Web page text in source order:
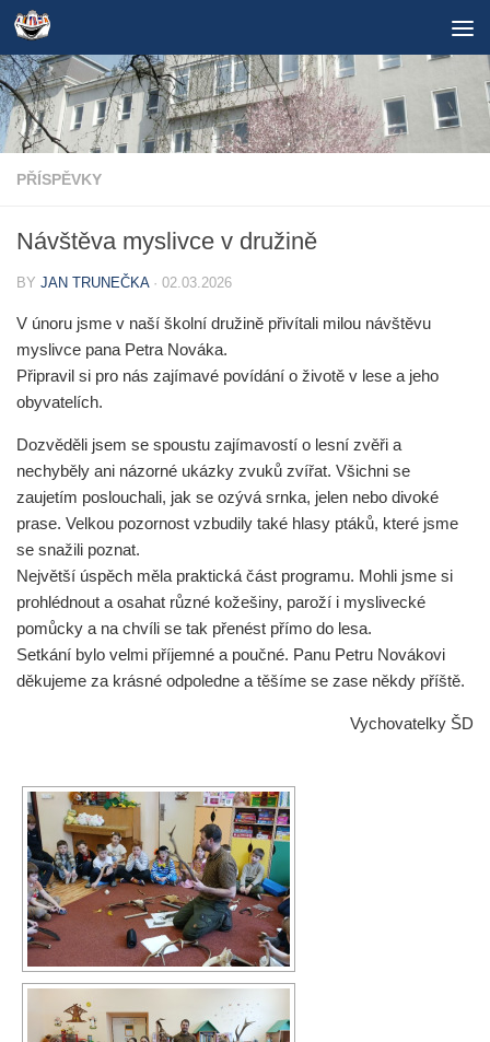
Skip to content
PŘÍSPĚVKY
Návštěva myslivce v družině
BY JAN TRUNEČKA · 02.03.2026
V únoru jsme v naší školní družině přivítali milou návštěvu
myslivce pana Petra Nováka.
Připravil si pro nás zajímavé povídání o životě v lese a jeho
obyvatelích.
Dozvěděli jsem se spoustu zajímavostí o lesní zvěři a
nechyběly ani názorné ukázky zvuků zvířat. Všichni se
zaujetím poslouchali, jak se ozývá srnka, jelen nebo divoké
prase. Velkou pozornost vzbudily také hlasy ptáků, které jsme
se snažili poznat.
Největší úspěch měla praktická část programu. Mohli jsme si
prohlédnout a osahat různé kožešiny, paroží i myslivecké
pomůcky a na chvíli se tak přenést přímo do lesa.
Setkání bylo velmi příjemné a poučné. Panu Petru Novákovi
děkujeme za krásné odpoledne a těšíme se zase někdy příště.
Vychovatelky ŠD